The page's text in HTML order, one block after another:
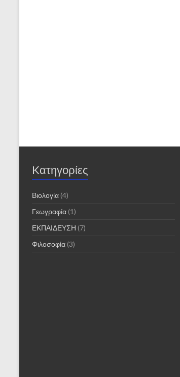
Kατηγορίες
Βιολογία (4)
Γεωγραφία (1)
ΕΚΠΑΙΔΕΥΣΗ (7)
Φιλοσοφία (3)